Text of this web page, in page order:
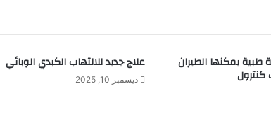
إ
س
ا
طبية يمكنها الطيران
كنترول
علاج جديد للالتهاب الكبدي الوبائي
ديسمبر 10, 2025